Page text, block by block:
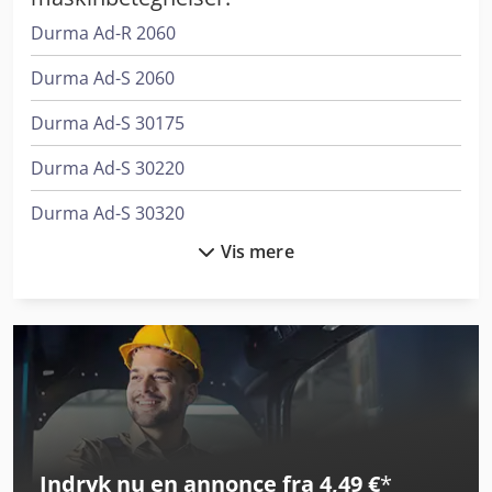
Durma Ad-R 2060
Durma Ad-S 2060
Durma Ad-S 30175
Durma Ad-S 30220
Durma Ad-S 30320
Durma Ad-S 40600
Durma Ad-S 60400
Durma Ad-S 60600
Durma Ad-S 80800
Vis mere
Indryk nu en annonce fra 4,49 €*